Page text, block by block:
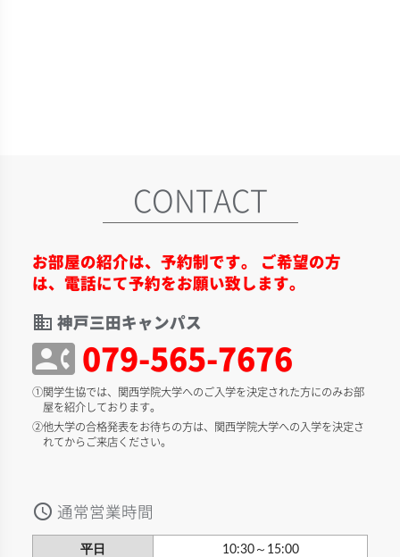
CONTACT
お部屋の紹介は、予約制です。 ご希望の方
は、電話にて予約をお願い致します。
domain 神戸三田キャンパス
contact_phone079-565-7676
①関学生協では、関西学院大学へのご入学を決定された方にのみお部
屋を紹介しております。
②他大学の合格発表をお待ちの方は、関西学院大学への入学を決定さ
れてからご来店ください。
access_time 通常営業時間
平日 10:30～15:00